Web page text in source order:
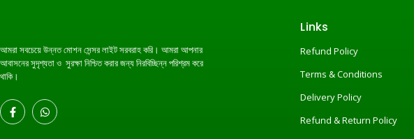
আমরা সবচেয়ে উন্নত মোশন সেন্সর লাইট সরবরাহ করি। আমরা আপনার
আবাসনের সুদৃশ্যতা ও সুরক্ষা নিশ্চিত করার জন্য নিরবিচ্ছিন্ন পরিশ্রম করে
থাকি।
Links
Refund Policy
Terms & Conditions
Delivery Policy
Refund & Return Policy